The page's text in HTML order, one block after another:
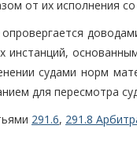
от их исполнения
инстанций,
судами норм
для пересмотра
291.6, 291.8